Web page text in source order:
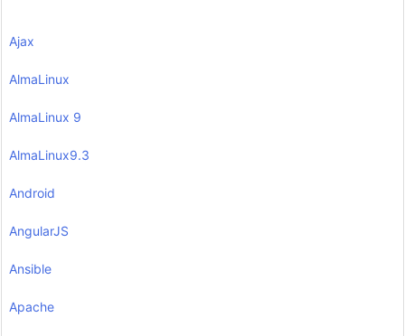
Ajax
AlmaLinux
AlmaLinux 9
AlmaLinux9.3
Android
AngularJS
Ansible
Apache